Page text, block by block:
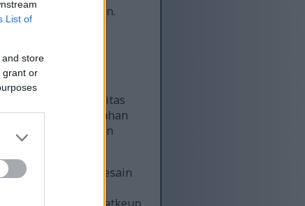
List of
store
grant or
sareng kelincahan.
gerakan inténsitas
sareng daya tahan
ototna pikeun
wates fisikna. Desain
fisik tapi ogé
anu hoyong ningkatkeun